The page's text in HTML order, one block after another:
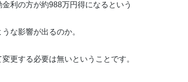
利の方が約988万円得になるという
な影響が出るのか。
更する必要は無いということです。